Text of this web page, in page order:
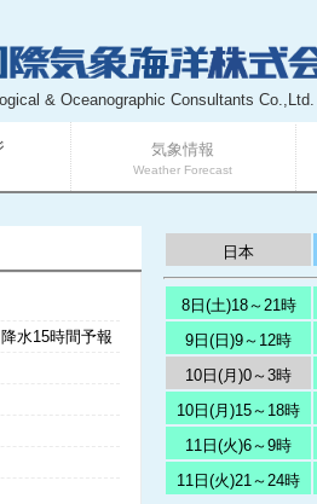
& Oceanographic Consultants Co.,Ltd.
気象情報
Weather Forecast
日本
8日(土)18～21時
9日(日)9～12時
10日(月)0～3時
10日(月)15～18時
11日(火)6～9時
11日(火)21～24時
水15時間予報